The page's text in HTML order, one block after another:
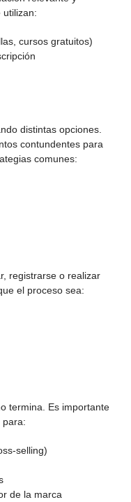
utilizan:
cursos gratuitos)
distintas opciones.
contundentes para
comunes:
registrarse o realizar
el proceso sea:
termina. Es importante
para:
selling)
de la marca